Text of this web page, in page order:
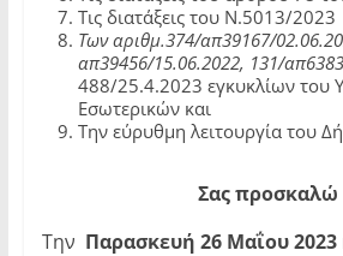
Τις διατάξεις του Ν.5013/2023
Των αριθμ.374/απ39167/
απ39456/15.06.2022, 131/
488/25.4.2023 εγκυκλίων του
Εσωτερικών και
Την εύρυθμη λειτουργία του
Σας προσκαλώ
Την Παρασκευή 26 Μαΐου 2023